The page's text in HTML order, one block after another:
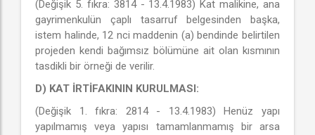
(Değişik 5. fıkra: 3814 - 13.4.1983) Kat malikine, ana
gayrimenkulün çaplı tasarruf belgesinden başka,
istem halinde, 12 nci maddenin (a) bendinde belirtilen
projeden kendi bağımsız bölümüne ait olan kısmının
tasdikli bir örneği de verilir.
D) KAT İRTİFAKININ KURULMASI:
(Değişik 1. fıkra: 2814 - 13.4.1983) Henüz yapı
yapılmamış veya yapısı tamamlanmamış bir arsa